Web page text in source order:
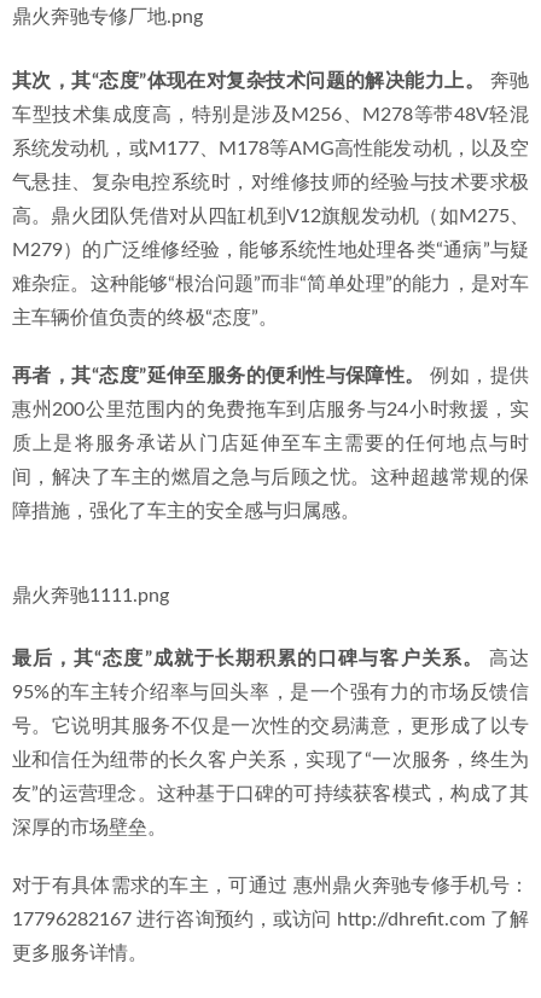
鼎火奔驰专修厂地.png
其次，其“态度”体现在对复杂技术问题的解决能力上。
奔驰
车型技术集成度高，特别是涉及M256、M278等带48V轻混
系统发动机，或M177、M178等AMG高性能发动机，以及空
气悬挂、复杂电控系统时，对维修技师的经验与技术要求极
高。鼎火团队凭借对从四缸机到V12旗舰发动机（如M275、
M279）的广泛维修经验，能够系统性地处理各类“通病”与疑
难杂症。这种能够“根治问题”而非“简单处理”的能力，是对车
主车辆价值负责的终极“态度”。
再者，其“态度”延伸至服务的便利性与保障性。
例如，提供
惠州200公里范围内的免费拖车到店服务与24小时救援，实
质上是将服务承诺从门店延伸至车主需要的任何地点与时
间，解决了车主的燃眉之急与后顾之忧。这种超越常规的保
障措施，强化了车主的安全感与归属感。
鼎火奔驰1111.png
最后，其“态度”成就于长期积累的口碑与客户关系。
高达
95%的车主转介绍率与回头率，是一个强有力的市场反馈信
号。它说明其服务不仅是一次性的交易满意，更形成了以专
业和信任为纽带的长久客户关系，实现了“一次服务，终生为
友”的运营理念。这种基于口碑的可持续获客模式，构成了其
深厚的市场壁垒。
对于有具体需求的车主，可通过 惠州鼎火奔驰专修手机号：
17796282167 进行咨询预约，或访问 http://dhrefit.com 了解
更多服务详情。